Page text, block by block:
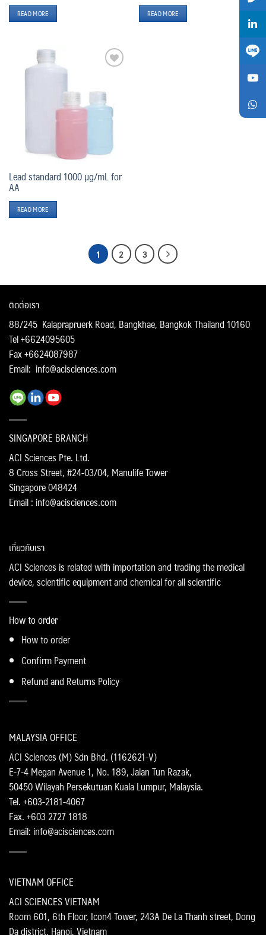
READ MORE READ MORE
wishlist
Lead standard 1000 µg/mL for
AA
READ MORE
1 2 3
ติดต่อเรา
88/245 Kalaprapruerk Road, Bangkhae, Bangkok Thailand 10160
Tel +6624095605
Fax +6624087987
Email: info@acisciences.com
SINGAPORE BRANCH
ACI Sciences Pte. Ltd.
8 Cross Street, #24-03/04, Manulife Tower
Singapore 048424
Email : info@acisciences.com
MALAYSIA OFFICE
ACI Sciences (M) Sdn Bhd. (1162621-V)
E-7-4 Megan Avenue 1, No. 189, Jalan Tun Razak,
50450 Wilayah Persekutuan Kuala Lumpur, Malaysia.
Tel. +603-2181-4067
Fax. +603 2727 1818
Email: info@acisciences.com
VIETNAM OFFICE
ACI SCIENCES VIETNAM
Room 601, 6th Floor, Icon4 Tower, 243A De La Thanh street, Dong
Da district, Hanoi, Vietnam
เกี่ยวกับเรา
ACI Sciences is related with importation and trading the medical
device, scientific equipment and chemical for all scientific
How to order
How to order
Confirm Payment
Refund and Returns Policy